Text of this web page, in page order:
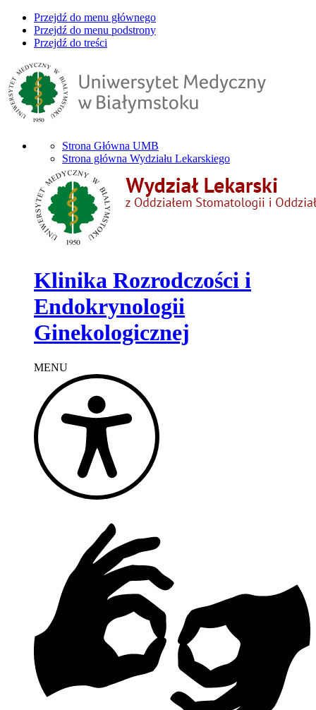
Przejdź do menu głównego
Przejdź do menu podstrony
Przejdź do treści
Strona Główna UMB
Strona główna Wydziału Lekarskiego
Klinika Rozrodczości i
Endokrynologii
Ginekologicznej
MENU